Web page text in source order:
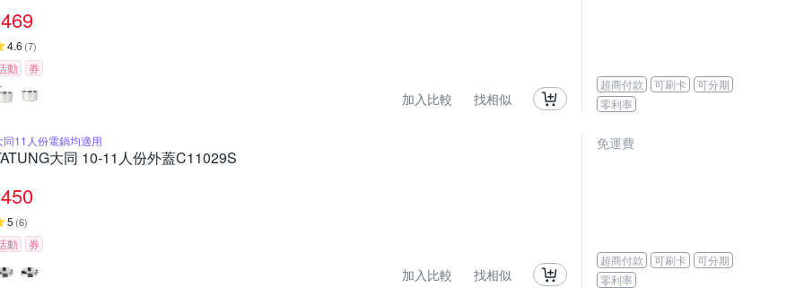
469
4.6 (7)
動 券
加入比較 找相似
超商付款 可刷卡
可分期
零利率
同11人份電鍋均適用
大同 10-11人份外蓋C11029S
450
5 (6)
動 券
加入比較 找相似
免運費
超商付款 可刷卡
可分期
零利率